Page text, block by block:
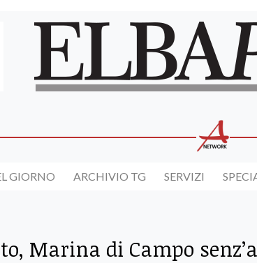
GIORNO ARCHIVIO TG SERVIZI
Marina di Campo